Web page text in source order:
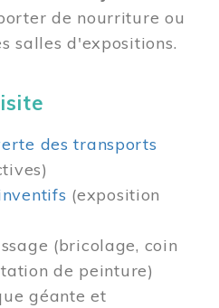
de nourriture ou
salles d'expositions.
des transports
(exposition
(bricolage, coin
de peinture)
géante et